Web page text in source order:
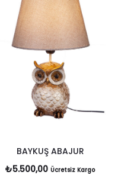
BAYKUŞ ABAJUR
₺5.500,00 Ücretsiz Kargo